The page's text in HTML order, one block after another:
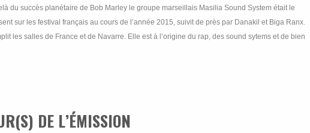
du succès planétaire de Bob Marley le groupe marseillais Masilia Sound System était le
sur les festival français au cours de l’année 2015, suivit de près par Danakil et Biga Ranx.
les salles de France et de Navarre. Elle est à l’origine du rap, des sound sytems et de bien
DE L’ÉMISSION